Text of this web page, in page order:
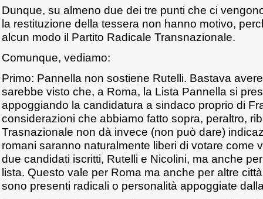
Dunque, su almeno due dei tre punti che ci
la restituzione della tessera non hanno motivo,
alcun modo il Partito Radicale Transnazionale.
Comunque, vediamo:
Primo: Pannella non sostiene Rutelli. Bastava
sarebbe visto che, a Roma, la Lista Pannella si
appoggiando la candidatura a sindaco proprio di
considerazioni che abbiamo fatto sopra, peraltro,
Trasnazionale non dà invece (non può dare)
romani saranno naturalmente liberi di votare come
due candidati iscritti, Rutelli e Nicolini, ma anche
lista. Questo vale per Roma ma anche per altre
sono presenti radicali o personalità appoggiate